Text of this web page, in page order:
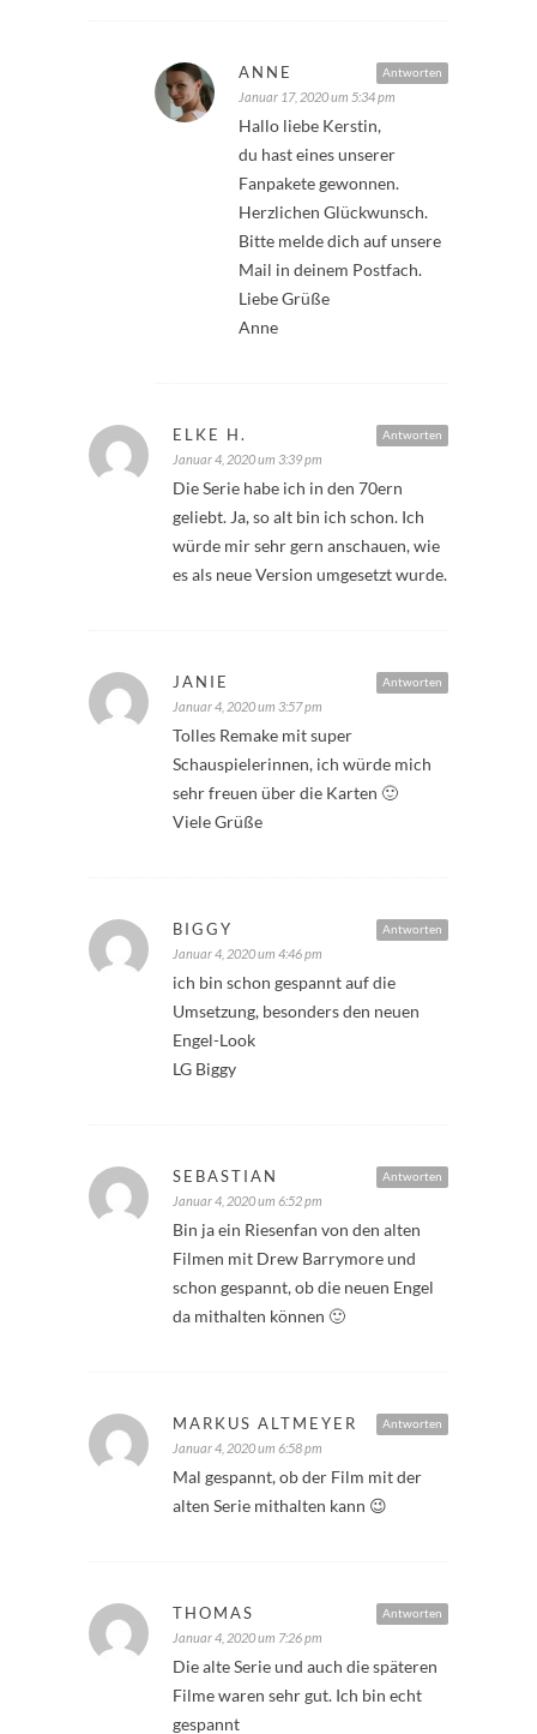
Antworten
ANNE
Januar 17, 2020 um 5:34 pm
Hallo liebe Kerstin,
du hast eines unserer
Fanpakete gewonnen.
Herzlichen Glückwunsch.
Bitte melde dich auf unsere
Mail in deinem Postfach.
Liebe Grüße
Anne
Antworten
ELKE H.
Januar 4, 2020 um 3:39 pm
Die Serie habe ich in den 70ern
geliebt. Ja, so alt bin ich schon. Ich
würde mir sehr gern anschauen, wie
es als neue Version umgesetzt wurde.
Antworten
JANIE
Januar 4, 2020 um 3:57 pm
Tolles Remake mit super
Schauspielerinnen, ich würde mich
sehr freuen über die Karten 🙂
Viele Grüße
Antworten
BIGGY
Januar 4, 2020 um 4:46 pm
ich bin schon gespannt auf die
Umsetzung, besonders den neuen
Engel-Look
LG Biggy
Antworten
SEBASTIAN
Januar 4, 2020 um 6:52 pm
Bin ja ein Riesenfan von den alten
Filmen mit Drew Barrymore und
schon gespannt, ob die neuen Engel
da mithalten können 🙂
Antworten
MARKUS ALTMEYER
Januar 4, 2020 um 6:58 pm
Mal gespannt, ob der Film mit der
alten Serie mithalten kann 😉
Antworten
THOMAS
Januar 4, 2020 um 7:26 pm
Die alte Serie und auch die späteren
Filme waren sehr gut. Ich bin echt
gespannt